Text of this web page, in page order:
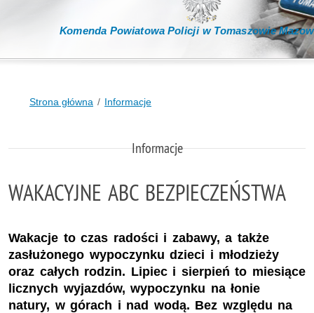
Komenda Powiatowa Policji w Tomaszowie
Strona główna Informacje
Informacje
WAKACYJNE ABC BEZPIECZEŃSTWA
Wakacje to czas radości i zabawy, a także
zasłużonego wypoczynku dzieci i młodzieży
oraz całych rodzin. Lipiec i sierpień to miesiące
licznych wyjazdów, wypoczynku na łonie
natury, w górach i nad wodą. Bez względu na